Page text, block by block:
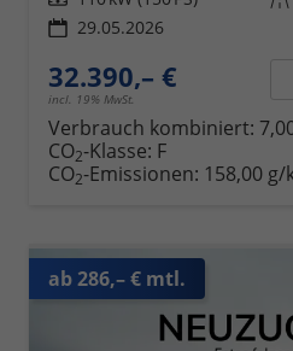
29.05.2026
32.390,– €
incl. 19% MwSt.
Verbrauch kombiniert:
CO2-Klasse: F
CO2-Emissionen: 158,00 g/
ab 286,– € mtl.